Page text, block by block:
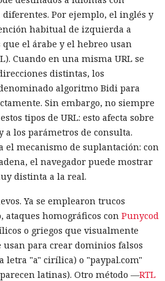
Por ejemplo, el inglés y
habitual de izquierda a
el árabe y el hebreo usan
Cuando en una misma URL se
distintas, los
algoritmo Bidi para
Sin embargo, no siempre
tipos de URL: esto afecta sobre
a los parámetros de consulta.
el mecanismo de suplantación: con
el navegador puede mostrar
distinta a la real.
Ya se emplearon trucos
homográficos con Punycod
o griegos que visualmente
para crear dominios falsos
letra "a" cirílica) o "paypal.com"
latinas). Otro método —RTL